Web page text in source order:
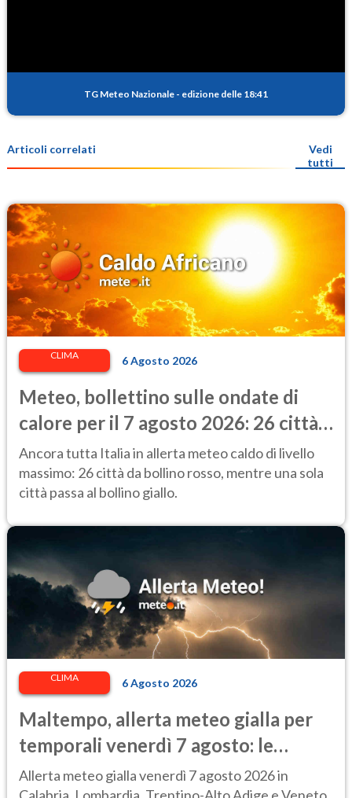
TG Meteo Nazionale - edizione delle 18:41
Articoli correlati
Vedi
tutti
CLIMA 6 Agosto 2026
Meteo, bollettino sulle ondate di
calore per il 7 agosto 2026: 26 città
da bollino rosso in Italia
Ancora tutta Italia in allerta meteo caldo di livello
massimo: 26 città da bollino rosso, mentre una sola
città passa al bollino giallo.
CLIMA 6 Agosto 2026
Maltempo, allerta meteo gialla per
temporali venerdì 7 agosto: le
regioni colpite
Allerta meteo gialla venerdì 7 agosto 2026 in